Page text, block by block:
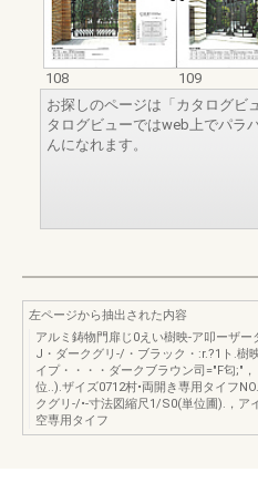
108
109
お探しのページは「カタログビ
タログビューではweb上でパラ
んになれます。
左ページから抽出された内容
アルミ鋳物門扉じ0えい樹映-ア叩ーザ
J・ダークグリ-/・ブラック・:r.?1ト.樹
イプ・・・・ダークブラウン司="F匂;"
位..).ザイズ0712村•両開き専用タイフ
クグリ-/•-寸法図縮尺1/S0(単位圃).，
空専用タイフ